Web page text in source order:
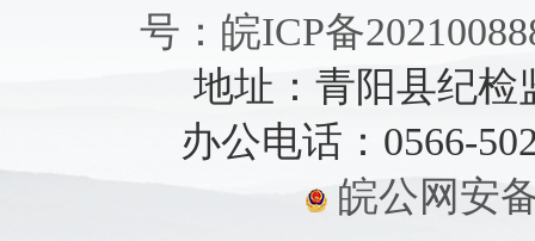
号：皖ICP备
地址：青阳县纪检
办公电话：0566-
皖公网安